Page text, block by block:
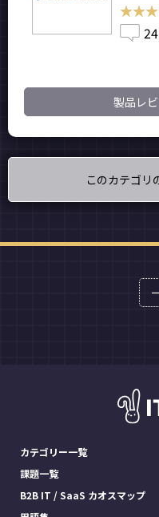
24
製品レ
このカテゴリ
カテゴリー一覧
課題一覧
B2B IT / SaaS カオスマップ